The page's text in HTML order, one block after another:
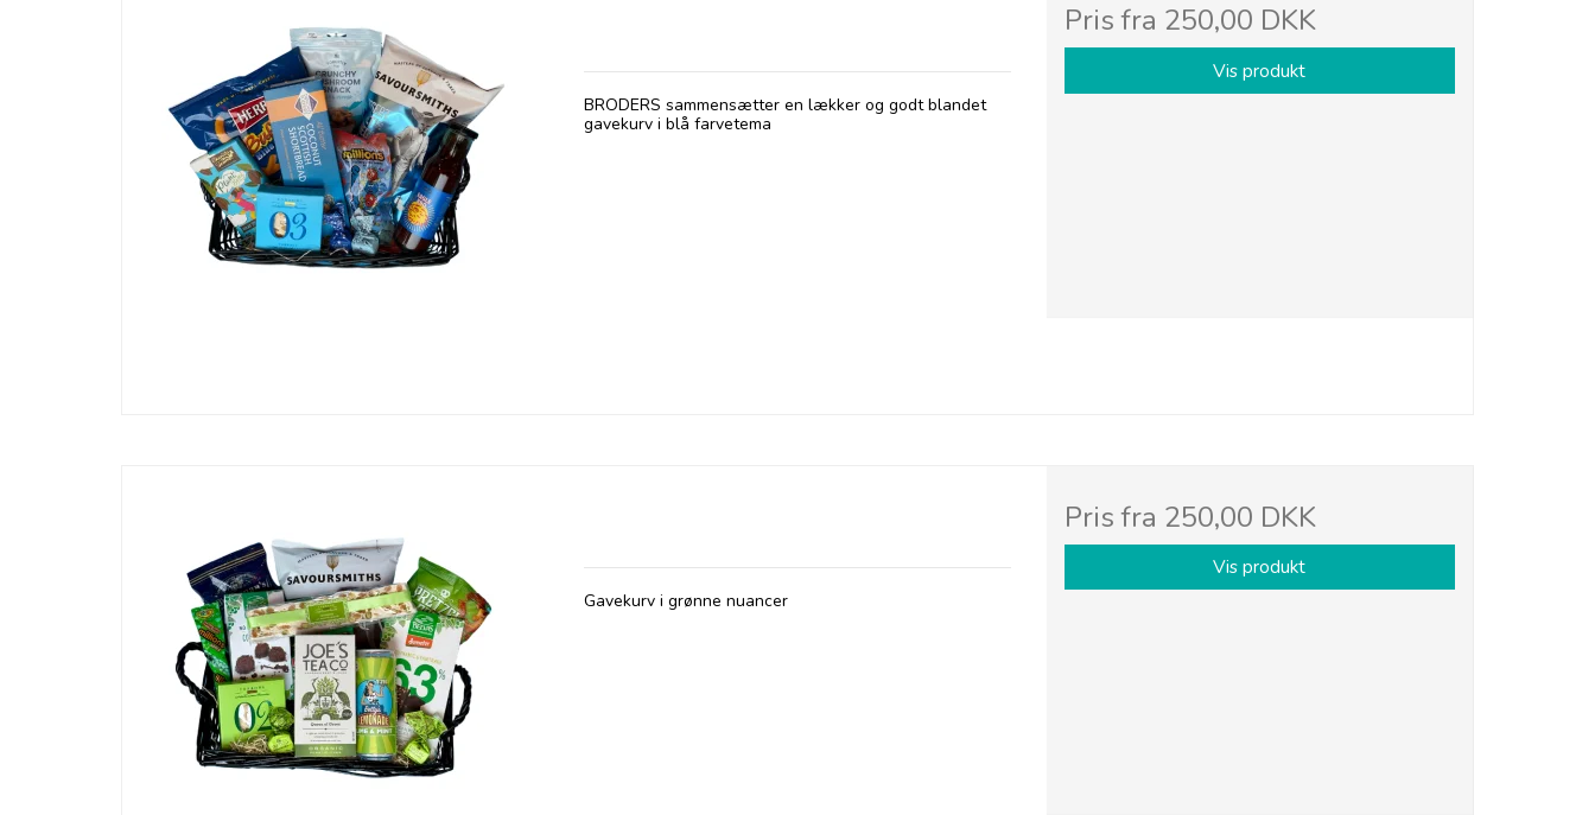
BRODERS sammensætter en lækker og godt blandet
gavekurv i blå farvetema
Pris fra 250,00 DKK
Vis produkt
Gavekurv i grønne nuancer
Pris fra 250,00 DKK
Vis produkt